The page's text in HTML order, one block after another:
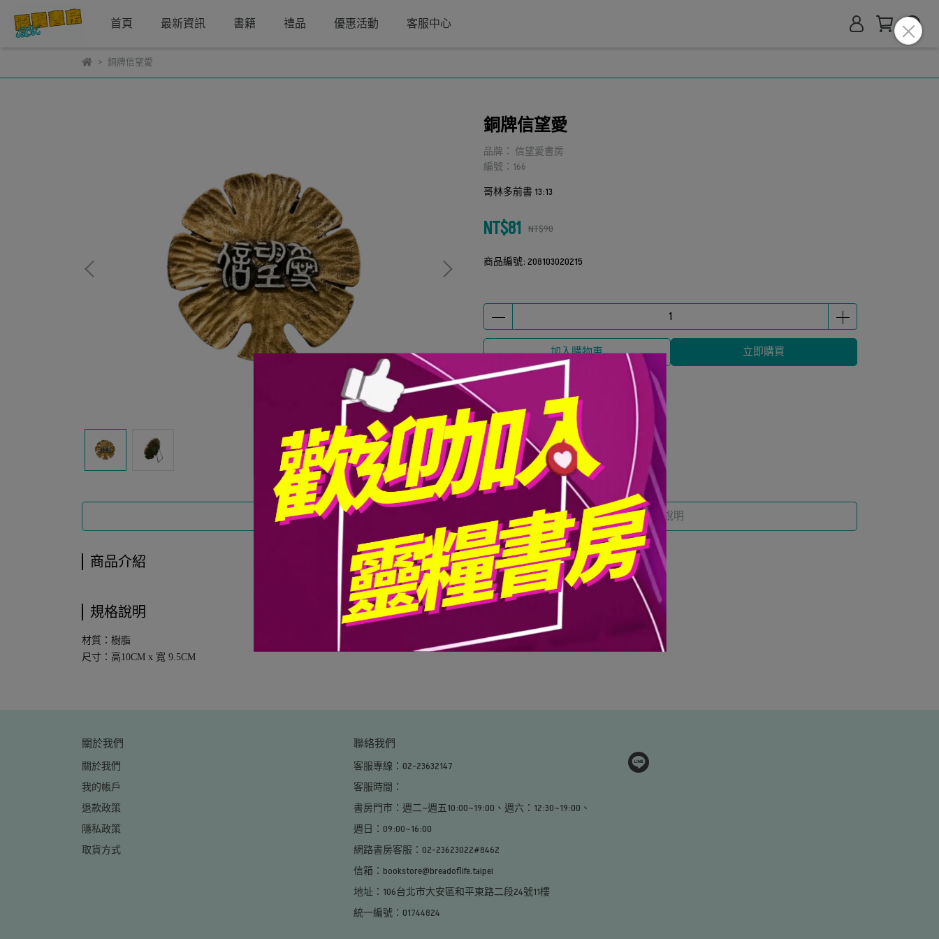
首頁 最新資訊 書籍 禮品 優惠活動 客服中心
銅牌信望愛
銅牌信望愛
品牌： 信望愛書房
編號：166
哥林多前書 13:13
NT$81 NT$90
商品編號: 208103020215
加入購物車 立即購買
商品介紹 規格說明
商品介紹
規格說明
材質：樹脂
尺寸：高10CM x 寬 9.5CM
關於我們
關於我們
我的帳戶
退款政策
隱私政策
取貨方式
聯絡我們
客服專線：02-23632147
客服時間：
書房門市：週二~週五10:00~19:00、週六：12:30~19:00、
週日：09:00~16:00
網路書房客服：02-23623022#8462
信箱：bookstore@breadoflife.taipei
地址：106台北市大安區和平東路二段24號11樓
統一編號：01744824